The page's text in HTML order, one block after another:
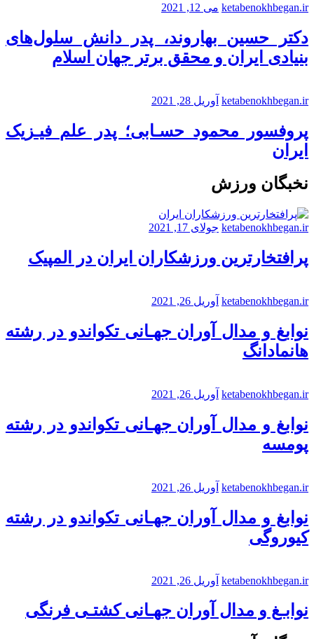
ketabenokhbegan.ir می 12, 2021
دکتر حسین بهاروند، پدر دانش سلول‌های
بنیادی ایران و محقق برتر جهان اسلام
ketabenokhbegan.ir آوریل 28, 2021
پروفسور محمود حسـابی؛ پدر علم فیـزیک
ایران
نخبگان ورزش
ketabenokhbegan.ir جولای 17, 2021
پرافتخارترین ورزشکاران ایران در المپیک
ketabenokhbegan.ir آوریل 26, 2021
نوابغ و مدال آوران جهـانی تکواندو در رشته
هانمادانگ
ketabenokhbegan.ir آوریل 26, 2021
نوابغ و مدال آوران جهـانی تکواندو در رشته
پومسه
ketabenokhbegan.ir آوریل 26, 2021
نوابغ و مدال آوران جهـانی تکواندو در رشته
کیوروگی
ketabenokhbegan.ir آوریل 26, 2021
نوابـغ و مدال آوران جهـانی کشتـی فرنگی